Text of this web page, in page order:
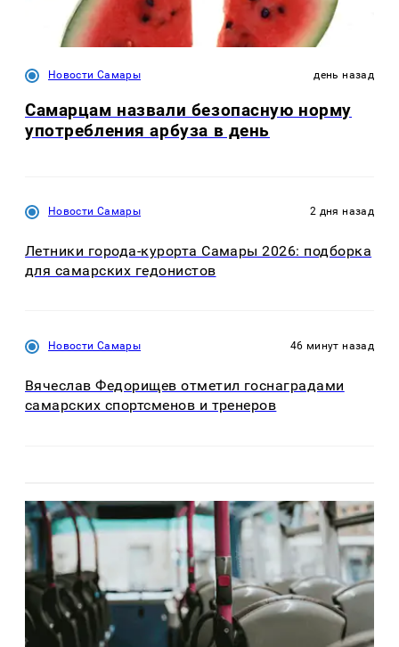
Новости Самары день назад
Самарцам назвали безопасную норму
употребления арбуза в день
Новости Самары 2 дня назад
Летники города-курорта Самары 2026: подборка
для самарских гедонистов
Новости Самары 46 минут назад
Вячеслав Федорищев отметил госнаградами
самарских спортсменов и тренеров